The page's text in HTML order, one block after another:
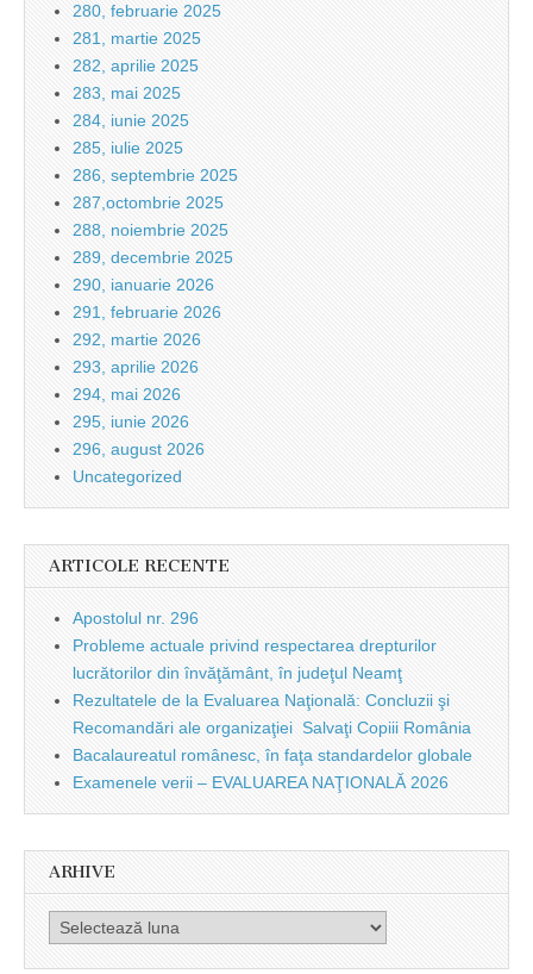
280, februarie 2025
281, martie 2025
282, aprilie 2025
283, mai 2025
284, iunie 2025
285, iulie 2025
286, septembrie 2025
287,octombrie 2025
288, noiembrie 2025
289, decembrie 2025
290, ianuarie 2026
291, februarie 2026
292, martie 2026
293, aprilie 2026
294, mai 2026
295, iunie 2026
296, august 2026
Uncategorized
ARTICOLE RECENTE
Apostolul nr. 296
Probleme actuale privind respectarea drepturilor
lucrătorilor din învăţământ, în judeţul Neamţ
Rezultatele de la Evaluarea Naţională: Concluzii şi
Recomandări ale organizaţiei Salvaţi Copiii România
Bacalaureatul românesc, în faţa standardelor globale
Examenele verii – EVALUAREA NAŢIONALĂ 2026
ARHIVE
Arhive